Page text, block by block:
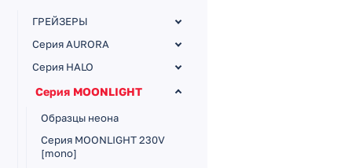
ГРЕЙЗЕРЫ
Серия AURORA
Серия HALO
Серия MOONLIGHT
Образцы неона
Серия MOONLIGHT 230V
[mono]